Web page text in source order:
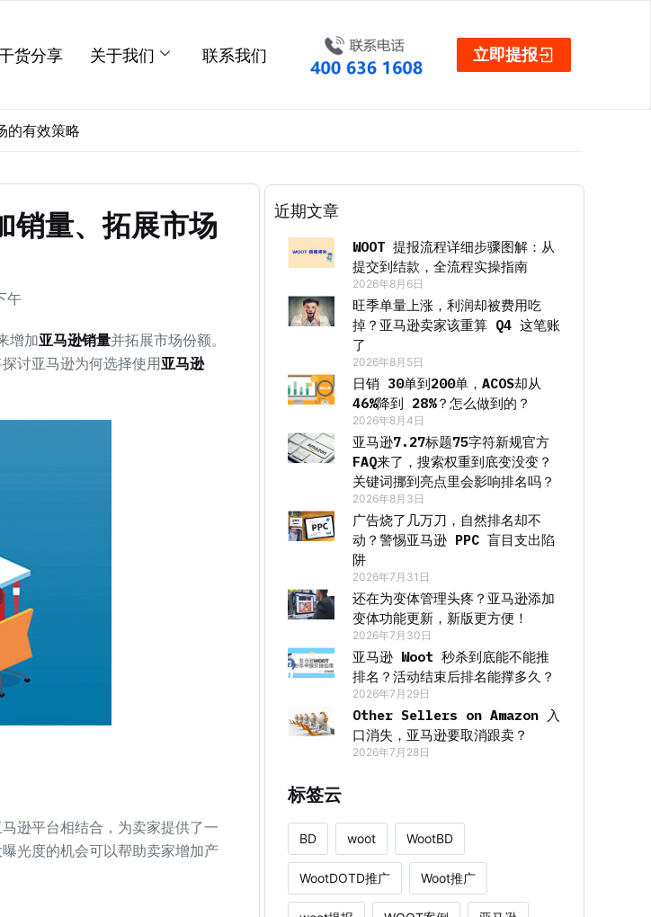
货分享 关于我们 联系我们 立即提报
的有效策略
销量、拓展市场
午
增加亚马逊销量并拓展市场份额。
讨亚马逊为何选择使用亚马逊
逊平台相结合，为卖家提供了一
光度的机会可以帮助卖家增加产
近期文章
WOOT 提报流程详细步骤图解：从
提交到结款，全流程实操指南
2026年8月6日
旺季单量上涨，利润却被费用吃
掉？亚马逊卖家该重算 Q4 这笔账
了
2026年8月5日
日销 30单到200单，ACOS却从
46%降到 28%？怎么做到的？
2026年8月4日
亚马逊7.27标题75字符新规官方
FAQ来了，搜索权重到底变没变？
关键词挪到亮点里会影响排名吗？
2026年8月3日
广告烧了几万刀，自然排名却不
动？警惕亚马逊 PPC 盲目支出陷
阱
2026年7月31日
还在为变体管理头疼？亚马逊添加
变体功能更新，新版更方便！
2026年7月30日
亚马逊 Woot 秒杀到底能不能推
排名？活动结束后排名能撑多久？
2026年7月29日
Other Sellers on Amazon 入
口消失，亚马逊要取消跟卖？
2026年7月28日
标签云
BD woot WootBD
WootDOTD推广 Woot推广